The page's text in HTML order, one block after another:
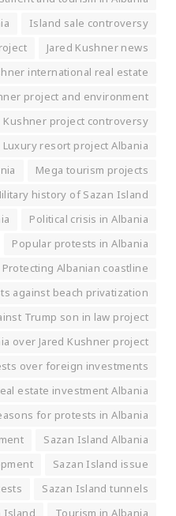
Island sale controversy
Jared Kushner news
international real estate
project and environment
Kushner project controversy
Luxury resort project Albania
Mega tourism projects
history of Sazan Island
Political crisis in Albania
Popular protests in Albania
Protecting Albanian coastline
against beach privatization
Trump son in law project
over Jared Kushner project
over foreign investments
estate investment Albania
for protests in Albania
Sazan Island Albania
Sazan Island issue
Sazan Island tunnels